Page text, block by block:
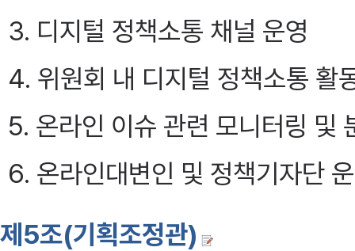
3. 디지털 정책소통 채널 운영
4. 위원회 내 디지털 정책소통 활
5. 온라인 이슈 관련 모니터링 및
6. 온라인대변인 및 정책기자단
제5조(기획조정관)